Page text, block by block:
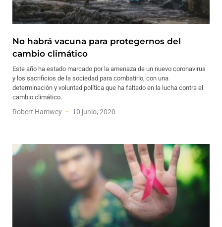
No habrá vacuna para protegernos del
cambio climático
Este año ha estado marcado por la amenaza de un nuevo coronavirus
y los sacrificios de la sociedad para combatirlo, con una
determinación y voluntad política que ha faltado en la lucha contra el
cambio climático.
Robert Hamwey 10 junio, 2020